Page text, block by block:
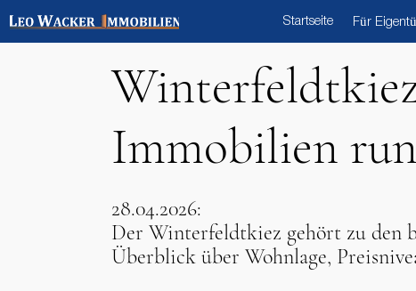
Startseite Für
Immobilien
28.04.2026:
Der Winterfeldtkiez gehört zu den
Überblick über Wohnlage,